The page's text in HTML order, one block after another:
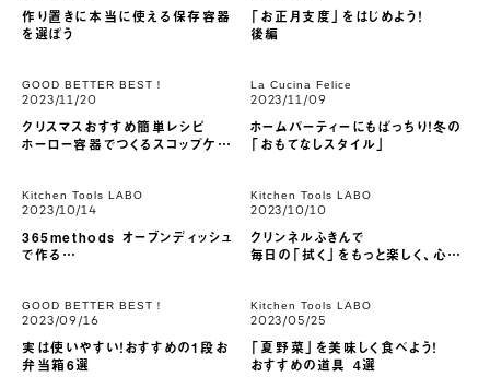
作り置きに本当に使える保存容器
を選ぼう
「お正月支度」をはじめよう！
後編
GOOD BETTER BEST！
2023/11/20
クリスマスおすすめ簡単レシピ
ホーロー容器でつくるスコップケー
La Cucina Felice
2023/11/09
ホームパーティーにもばっちり！冬の
「おもてなしスタイル」
Kitchen Tools LABO
2023/10/14
365methods オーブンディッシュ
で作る
Kitchen Tools LABO
2023/10/10
クリンネルふきんで
毎日の「拭く」をもっと楽しく、心地
GOOD BETTER BEST！
2023/09/16
実は使いやすい！おすすめの1段お
弁当箱6選
Kitchen Tools LABO
2023/05/25
「夏野菜」を美味しく食べよう！
おすすめの道具 4選